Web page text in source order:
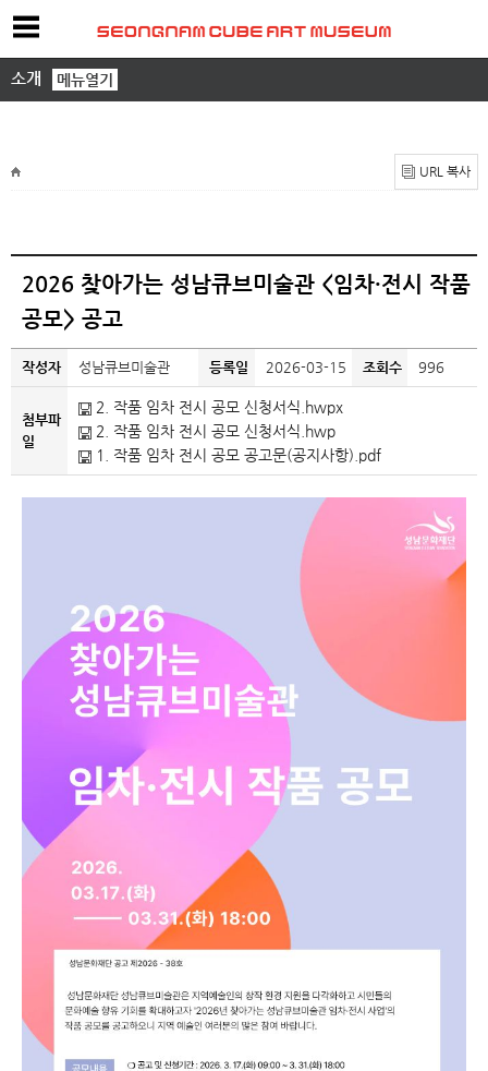
소개 메뉴열기
URL 복사
2026 찾아가는 성남큐브미술관 <임차·전시 작품
공모> 공고
작성자 성남큐브미술관 등록일 2026-03-15 조회수 996
첨부파
일
2. 작품 임차 전시 공모 신청서식.hwpx
2. 작품 임차 전시 공모 신청서식.hwp
1. 작품 임차 전시 공모 공고문(공지사항).pdf